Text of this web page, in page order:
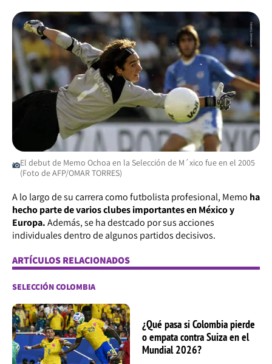
El debut de Memo Ochoa en la Selección de M´xico fue en el 2005
(Foto de AFP/OMAR TORRES)
A lo largo de su carrera como futbolista profesional, Memo ha
hecho parte de varios clubes importantes en México y
Europa.Además, se ha destcado por sus acciones
individuales dentro de algunos partidos decisivos.
ARTÍCULOS RELACIONADOS
SELECCIÓN COLOMBIA
¿Qué pasa si Colombia pierde
o empata contra Suiza en el
Mundial 2026?